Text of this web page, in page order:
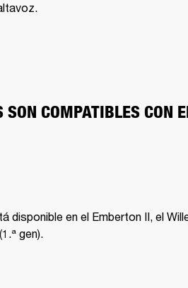
SON COMPATIBLES CON
disponible en el Emberton II, el
gen).